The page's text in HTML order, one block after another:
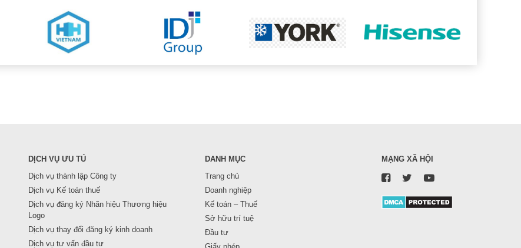
DỊCH VỤ ƯU TÚ
Dịch vụ thành lập Công ty
Dịch vụ Kế toán thuế
Dịch vụ đăng ký Nhãn hiệu Thương hiệu
Logo
Dịch vụ thay đổi đăng ký kinh doanh
Dịch vụ tư vấn đầu tư
DANH MỤC
Trang chủ
Doanh nghiệp
Kế toán – Thuế
Sở hữu trí tuệ
Đầu tư
MẠNG XÃ HỘI